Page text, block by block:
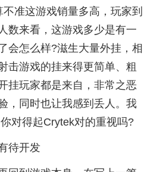
准这游戏销量多高，玩家到
数来看，这游戏多少是有一
会怎么样?滋生大量外挂，相
击游戏的挂来得更简单、粗
挂玩家都是来自，非常之恶
，同时也让我感到丢人。我
对得起Crytek对的重视吗?
待开发